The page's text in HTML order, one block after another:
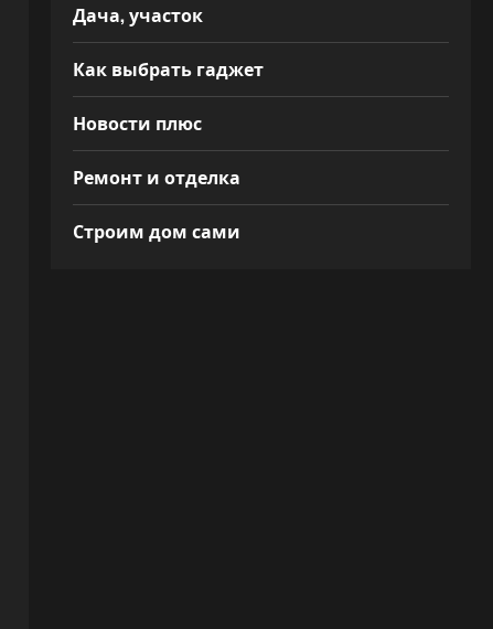
Дача, участок
Как выбрать гаджет
Новости плюс
Ремонт и отделка
Строим дом сами